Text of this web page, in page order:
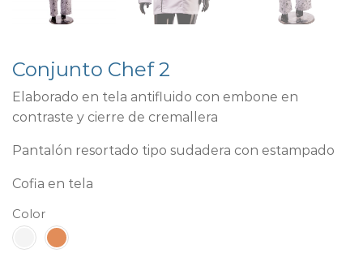
Conjunto Chef 2
Elaborado en tela antifluido con embone en
contraste y cierre de cremallera
Pantalón resortado tipo sudadera con estampado
Cofia en tela
Color